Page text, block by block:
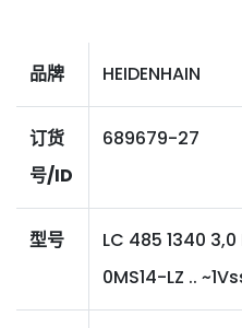
品牌 HEIDENHAIN
订货
号/ID
689679-27
型号
LC 485 1340
0MS14-LZ ..